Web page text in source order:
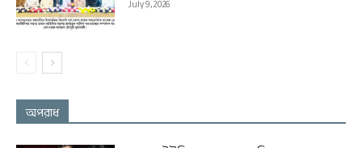
July 9, 2026
অপরাধ